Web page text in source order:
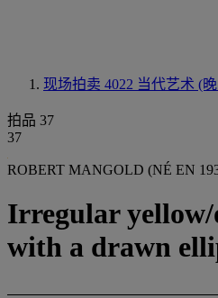
现场拍卖 4022 当代艺术 (
拍品 37
37
ROBERT MANGOLD (NÉ EN
Irregular yellow/
with a drawn